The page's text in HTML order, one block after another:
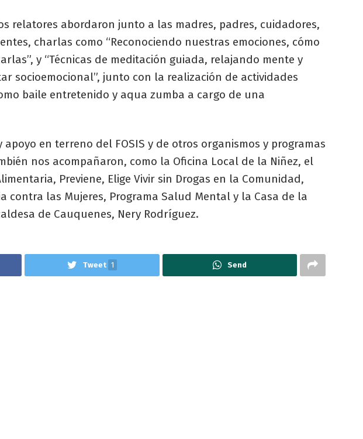
relatores abordaron junto a las madres, padres, cuidadores,
charlas como “Reconociendo nuestras emociones, cómo
y “Técnicas de meditación guiada, relajando mente y
socioemocional”, junto con la realización de actividades
baile entretenido y aqua zumba a cargo de una
apoyo en terreno del FOSIS y de otros organismos y programas
nos acompañaron, como la Oficina Local de la Niñez, el
Previene, Elige Vivir sin Drogas en la Comunidad,
contra las Mujeres, Programa Salud Mental y la Casa de la
de Cauquenes, Nery Rodríguez.
Tweet 1 Send